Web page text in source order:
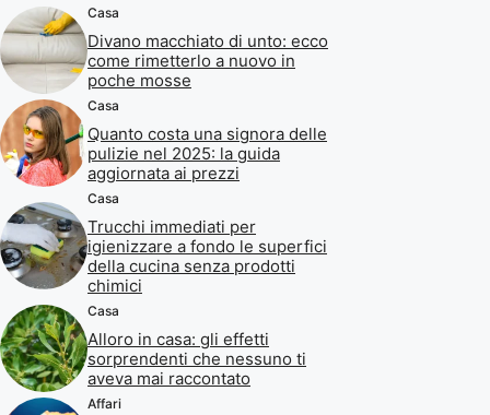
Casa
Divano macchiato di unto: ecco
come rimetterlo a nuovo in
poche mosse
Casa
Quanto costa una signora delle
pulizie nel 2025: la guida
aggiornata ai prezzi
Casa
Trucchi immediati per
igienizzare a fondo le superfici
della cucina senza prodotti
chimici
Casa
Alloro in casa: gli effetti
sorprendenti che nessuno ti
aveva mai raccontato
Affari